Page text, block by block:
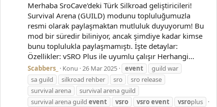
Merhaba SroCave'deki Türk Silkroad geliştiricileri!
Survival Arena (GUILD) modunu topluluğumuzla
resmi olarak paylaşmaktan mutluluk duyuyorum! Bu
mod bir süredir biliniyor, ancak şimdiye kadar kimse
bunu toplulukla paylaşmamıştı. İşte detaylar:
Özellikler: vSRO Plus ile uyumlu çalışır Herhangi...
Scabbers_ Konu 26 Mar 2025 event
guild war
sa guild
silkroad rehber sro
sro release
survival arena
survival arena guild
survival arena guild event vsro vsroevent vsroplus